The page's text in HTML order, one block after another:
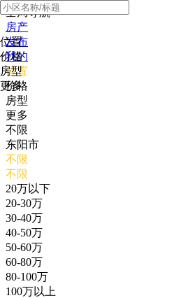
全局导航
房产
发布
我的
位置
价格
房型
更多
位置
价格
房型
更多
不限
东阳市
不限
不限
20万以下
20-30万
30-40万
40-50万
50-60万
60-80万
80-100万
100万以上